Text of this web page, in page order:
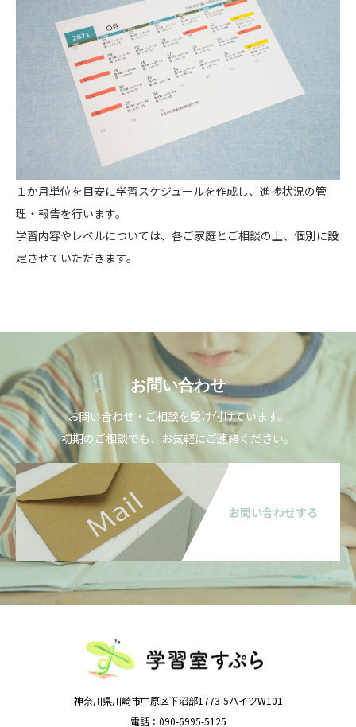
１か月単位を目安に学習スケジュールを作成し、進捗状況の管
理・報告を行います。
学習内容やレベルについては、各ご家庭とご相談の上、個別に設
定させていただきます。
お問い合わせ
お問い合わせ・ご相談を受け付けています。
初期のご相談でも、お気軽にご連絡ください。
お問い合わせする
神奈川県川崎市中原区下沼部1773-5ハイツW101
電話：090-6995-5125